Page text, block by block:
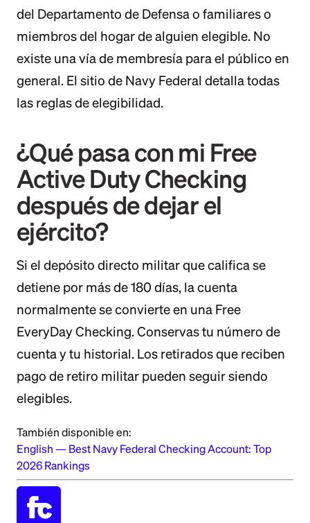
del Departamento de Defensa o familiares o
miembros del hogar de alguien elegible. No
existe una vía de membresía para el público en
general. El sitio de Navy Federal detalla todas
las reglas de elegibilidad.
¿Qué pasa con mi Free
Active Duty Checking
después de dejar el
ejército?
Si el depósito directo militar que califica se
detiene por más de 180 días, la cuenta
normalmente se convierte en una Free
EveryDay Checking. Conservas tu número de
cuenta y tu historial. Los retirados que reciben
pago de retiro militar pueden seguir siendo
elegibles.
También disponible en:
English — Best Navy Federal Checking Account: Top
2026 Rankings